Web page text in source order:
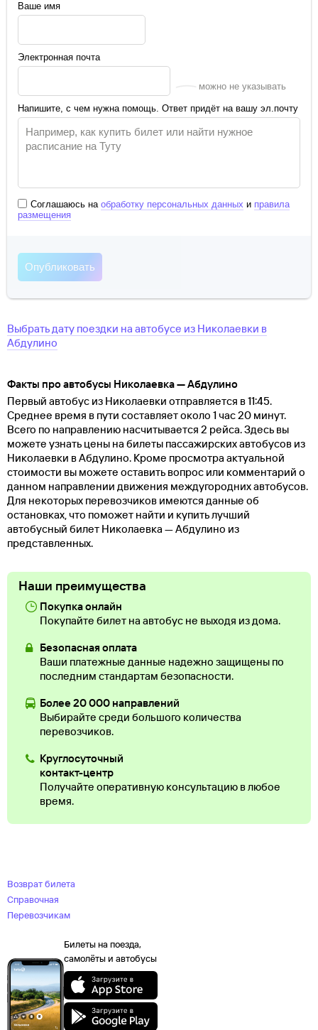
Ваше имя
Электронная почта
можно не указывать
Напишите, с чем нужна помощь. Ответ придёт на вашу эл.почту
Соглашаюсь на обработку персональных данных и правила
размещения
Выбрать дату поездки на автобусе из Николаевки в
Абдулино
Факты про автобусы Николаевка — Абдулино
Первый автобус из Николаевки отправляется в 11:45.
Среднее время в пути составляет около 1 час 20 минут.
Всего по направлению насчитывается 2 рейса. Здесь вы
можете узнать цены на билеты пассажирских автобусов из
Николаевки в Абдулино. Кроме просмотра актуальной
стоимости вы можете оставить вопрос или комментарий о
данном направлении движения междугородних автобусов.
Для некоторых перевозчиков имеются данные об
остановках, что поможет найти и купить лучший
автобусный билет Николаевка — Абдулино из
представленных.
Наши преимущества
Покупка онлайн
Покупайте билет на автобус не выходя из дома.
Безопасная оплата
Ваши платежные данные надежно защищены по
последним стандартам безопасности.
Более 20 000 направлений
Выбирайте среди большого количества
перевозчиков.
Круглосуточный
контакт-центр
Получайте оперативную консультацию в любое
время.
Возврат билета
Справочная
Перевозчикам
Билеты на поезда,
самолёты и автобусы